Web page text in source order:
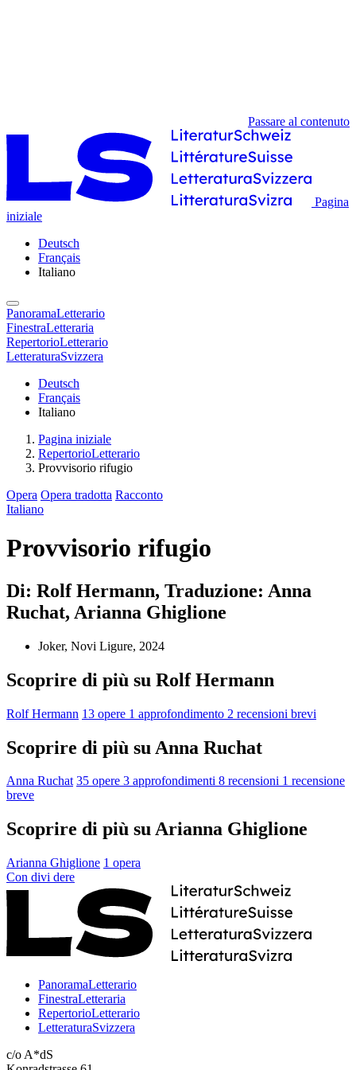
Passare al contenuto
Pagina
iniziale
Deutsch
Français
Italiano
PanoramaLetterario
FinestraLetteraria
RepertorioLetterario
LetteraturaSvizzera
Deutsch
Français
Italiano
Pagina iniziale
RepertorioLetterario
Provvisorio rifugio
Opera Opera tradotta Racconto
Italiano
Provvisorio rifugio
Di: Rolf Hermann, Traduzione: Anna
Ruchat, Arianna Ghiglione
Joker, Novi Ligure, 2024
Scoprire di più su Rolf Hermann
Rolf Hermann 13 opere 1 approfondimento 2 recensioni brevi
Scoprire di più su Anna Ruchat
Anna Ruchat 35 opere 3 approfondimenti 8 recensioni 1 recensione
breve
Scoprire di più su Arianna Ghiglione
Arianna Ghiglione 1 opera
Con divi dere
PanoramaLetterario
FinestraLetteraria
RepertorioLetterario
LetteraturaSvizzera
c/o A*dS